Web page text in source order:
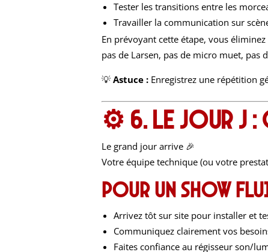
Tester les transitions entre les
Travailler la communication sur
En prévoyant cette étape, vous
pas de Larsen, pas de micro muet, pas
💡Astuce : Enregistrez une répétition
⚙️ 6. Le jour J
Le grand jour arrive 🎉
Votre équipe technique (ou votre
Pour un show
Arrivez tôt sur site pour installer et
Communiquez clairement vos
Faites confiance au régisseur son/